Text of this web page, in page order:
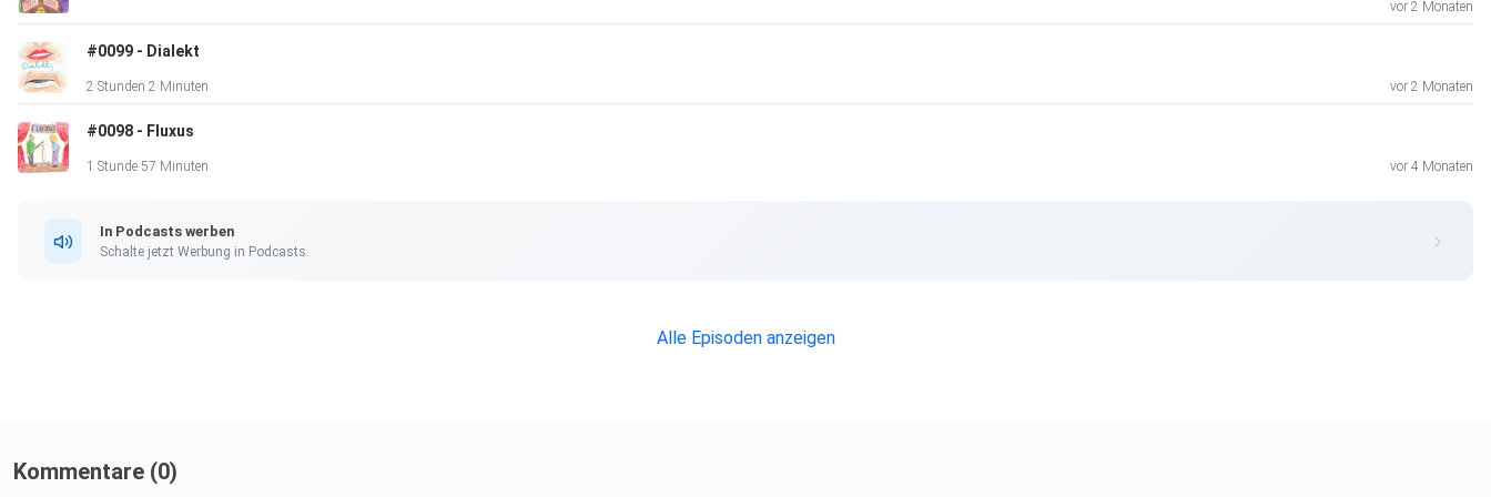
Autor:innen - Lisa Neher - Katrin Rauch - David Telgin - Christian
Knieps - Bastian Kienitz - Maria Fischer - Ella:r Gülden Die
vor 2 Monaten
#0099 - Dialekt
2 Stunden 2 Minuten vor 2 Monaten
#0098 - Fluxus
1 Stunde 57 Minuten vor 4 Monaten
In Podcasts werben
Schalte jetzt Werbung in Podcasts.
Alle Episoden anzeigen
Kommentare (0)